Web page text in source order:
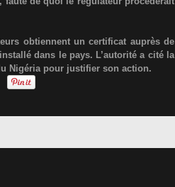
obtiennent un certificat auprès de
dans le pays. L’autorité a cité la
Nigéria pour justifier son action.